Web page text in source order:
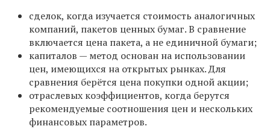
сделок, когда изучается стоимость аналогичных
компаний, пакетов ценных бумаг. В сравнение
включается цена пакета, а не единичной бумаги;
капиталов — метод основан на использовании
цен, имеющихся на открытых рынках. Для
сравнения берётся цена покупки одной акции;
отраслевых коэффициентов, когда берутся
рекомендуемые соотношения цен и нескольких
финансовых параметров.